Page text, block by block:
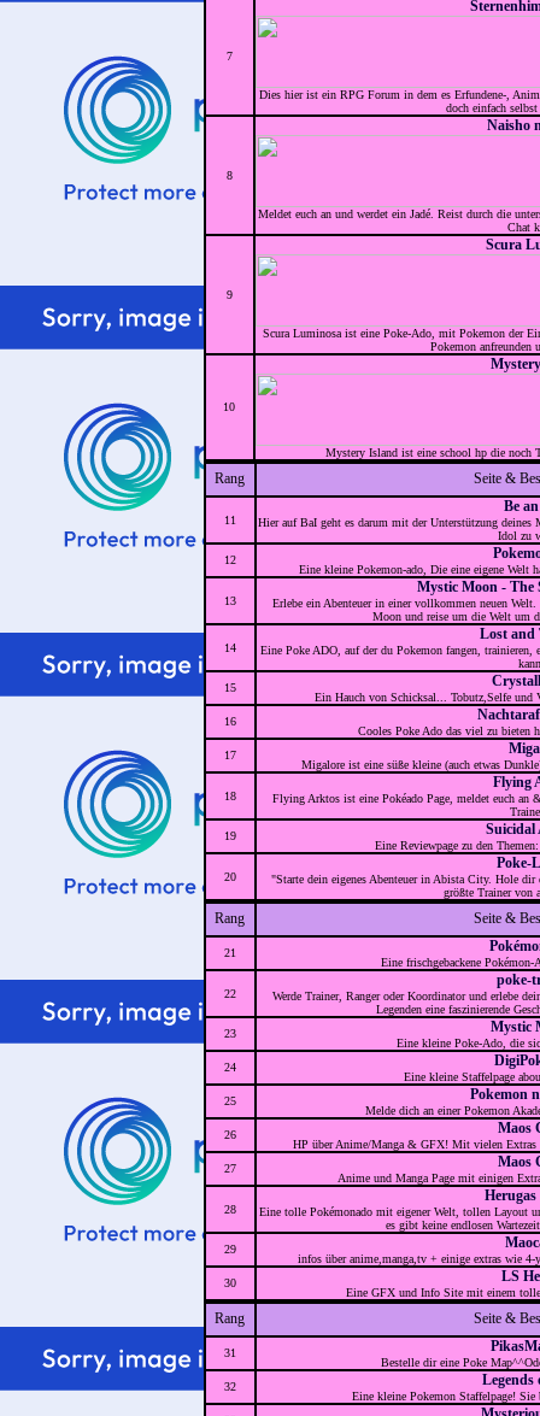
7
Dies hier ist ein RPG Forum in dem es Erfundene-,
doch einfach
8
Naisho
Meldet euch an und werdet ein Jadé. Reist durch die
Chat
9
Scura
Scura Luminosa ist eine Poke-Ado, mit Pokemon der
Pokemon anfreunden
10
Mystery Island ist eine school hp die noch
Rang Seite &
11
Be
Hier auf BaI geht es darum mit der Unterstützung deines
Idol zu
12
Eine kleine Pokemon-ado, Die eine eigene Welt
13
Mystic Moon - The
Erlebe ein Abenteuer in einer vollkommen neuen
Moon und reise um die Welt um
14
Lost and
Eine Poke ADO, auf der du Pokemon fangen, trainieren,
15
Ein Hauch von Schicksal... Tobutz,Selfe und
16
Cooles Poke Ado das viel zu bieten
17
Migalore ist eine süße kleine (auch etwas
18
Flying
Flying Arktos ist eine Pokéado Page, meldet euch an
19
Eine Reviewpage zu den
20
Poke-
"Starte dein eigenes Abenteuer in Abista City. Hole dir
größte Trainer von
Rang Seite &
21
Eine frischgebackene
22
poke-
Werde Trainer, Ranger oder Koordinator und erlebe
Legenden eine faszinierende
23
Mystic
Eine kleine Poke-Ado, die
24
Eine kleine Staffelpage
25
Pokemon
Melde dich an einer Pokemon
26
Maos
HP über Anime/Manga & GFX! Mit vielen Extras
27
Maos
Anime und Manga Page mit einigen
28
Herugas
Eine tolle Pokémonado mit eigener Welt, tollen Layout
es gibt keine endlosen
29
infos über anime,manga,tv + einige extras wie
30
LS
Eine GFX und Info Site mit einem
Rang Seite &
31
Bestelle dir eine Poke
32
Legends
Eine kleine Pokemon Staffelpage! Sie